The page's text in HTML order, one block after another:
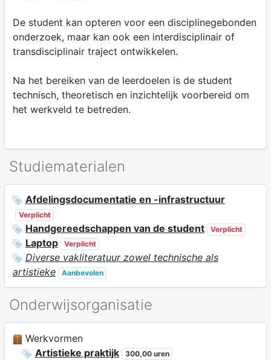
De student kan opteren voor een disciplinegebonden
onderzoek, maar kan ook een interdisciplinair of
transdisciplinair traject ontwikkelen.
Na het bereiken van de leerdoelen is de student
technisch, theoretisch en inzichtelijk voorbereid om
het werkveld te betreden.
Studiematerialen
Afdelingsdocumentatie en -infrastructuur
Verplicht
Handgereedschappen van de student Verplicht
Laptop Verplicht
Diverse vakliteratuur zowel technische als
artistieke
Aanbevolen
Onderwijsorganisatie
Werkvormen
Artistieke praktijk
300,00 uren